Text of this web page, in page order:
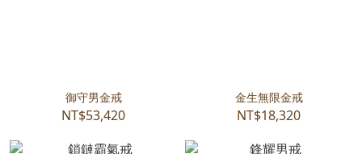
御守男金戒
NT$53,420
金生無限金戒
NT$18,320